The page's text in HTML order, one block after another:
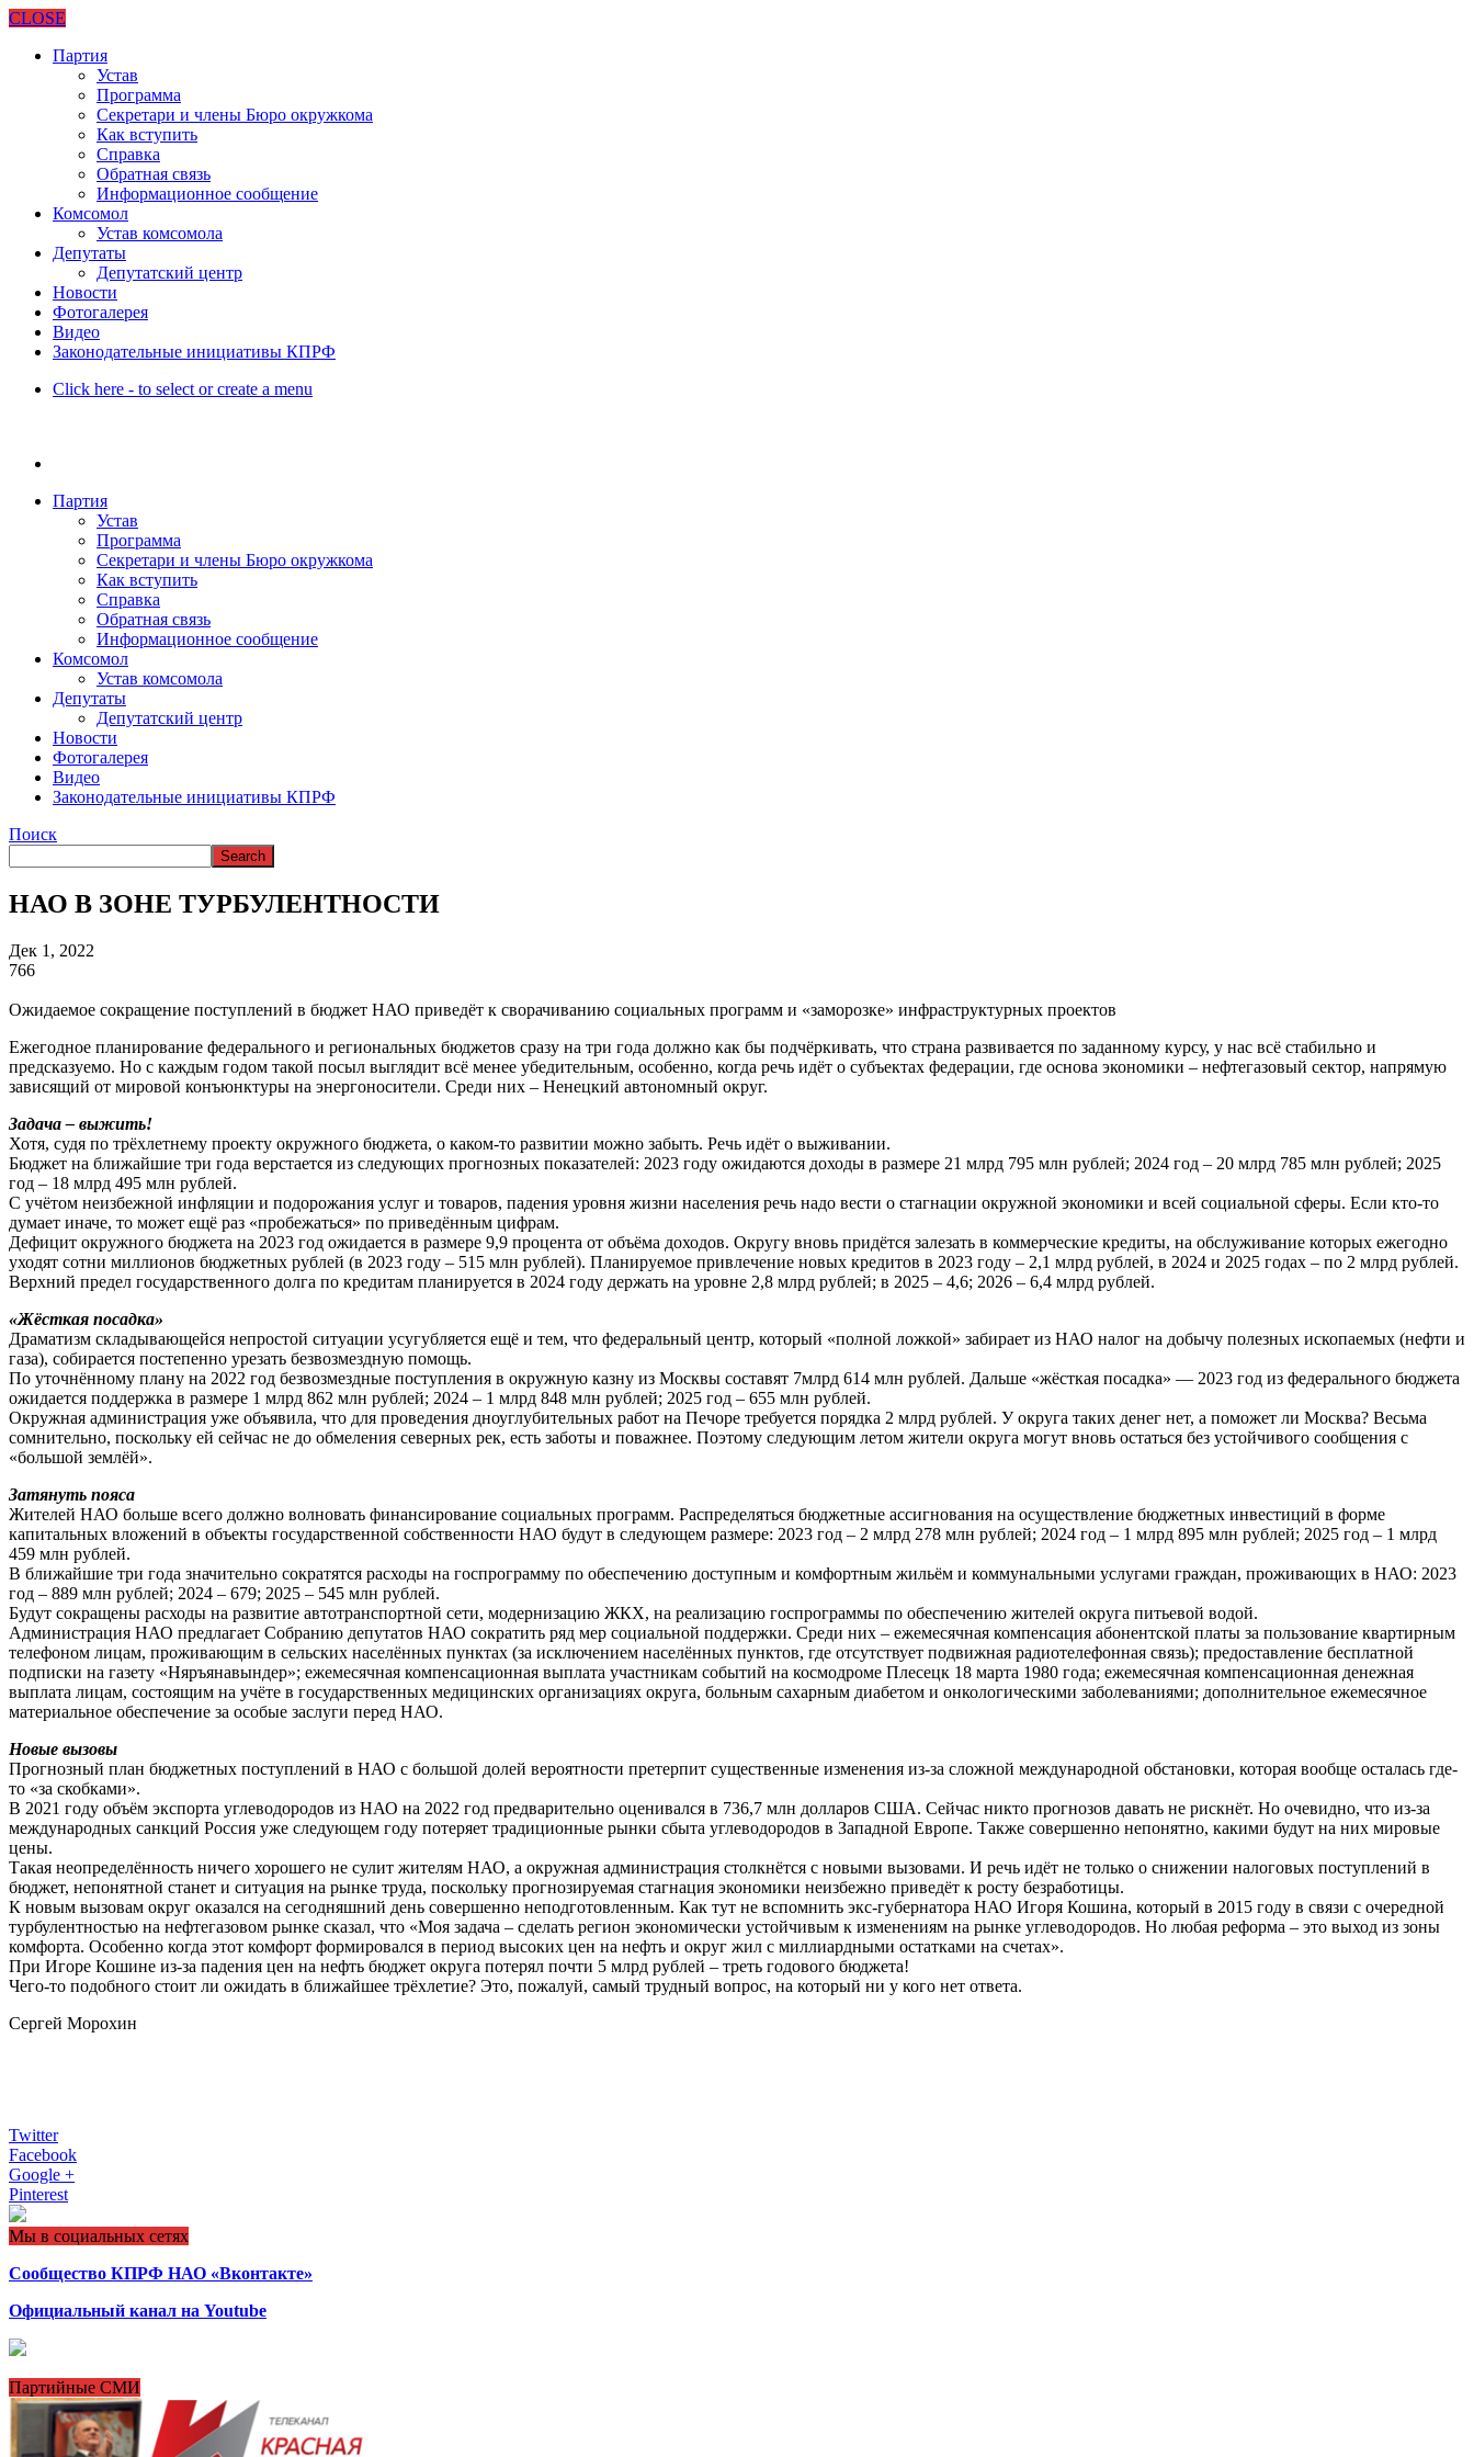
CLOSE
Партия
Устав
Программа
Секретари и члены Бюро окружкома
Как вступить
Справка
Обратная связь
Информационное сообщение
Комсомол
Устав комсомола
Депутаты
Депутатский центр
Новости
Фотогалерея
Видео
Законодательные инициативы КПРФ
Click here - to select or create a menu
Партия
Устав
Программа
Секретари и члены Бюро окружкома
Как вступить
Справка
Обратная связь
Информационное сообщение
Комсомол
Устав комсомола
Депутаты
Депутатский центр
Новости
Фотогалерея
Видео
Законодательные инициативы КПРФ
Поиск
НАО В ЗОНЕ ТУРБУЛЕНТНОСТИ
Дек 1, 2022
766
Ожидаемое сокращение поступлений в бюджет НАО приведёт к сворачиванию социальных программ и «заморозке» инфраструктурных проектов
Ежегодное планирование федерального и региональных бюджетов сразу на три года должно как бы подчёркивать, что страна развивается по заданному курсу, у нас всё стабильно и
предсказуемо. Но с каждым годом такой посыл выглядит всё менее убедительным, особенно, когда речь идёт о субъектах федерации, где основа экономики – нефтегазовый сектор, напрямую
зависящий от мировой конъюнктуры на энергоносители. Среди них – Ненецкий автономный округ.
Задача – выжить!
Хотя, судя по трёхлетнему проекту окружного бюджета, о каком-то развитии можно забыть. Речь идёт о выживании.
Бюджет на ближайшие три года верстается из следующих прогнозных показателей: 2023 году ожидаются доходы в размере 21 млрд 795 млн рублей; 2024 год – 20 млрд 785 млн рублей; 2025
год – 18 млрд 495 млн рублей.
С учётом неизбежной инфляции и подорожания услуг и товаров, падения уровня жизни населения речь надо вести о стагнации окружной экономики и всей социальной сферы. Если кто-то
думает иначе, то может ещё раз «пробежаться» по приведённым цифрам.
Дефицит окружного бюджета на 2023 год ожидается в размере 9,9 процента от объёма доходов. Округу вновь придётся залезать в коммерческие кредиты, на обслуживание которых ежегодно
уходят сотни миллионов бюджетных рублей (в 2023 году – 515 млн рублей). Планируемое привлечение новых кредитов в 2023 году – 2,1 млрд рублей, в 2024 и 2025 годах – по 2 млрд рублей.
Верхний предел государственного долга по кредитам планируется в 2024 году держать на уровне 2,8 млрд рублей; в 2025 – 4,6; 2026 – 6,4 млрд рублей.
«Жёсткая посадка»
Драматизм складывающейся непростой ситуации усугубляется ещё и тем, что федеральный центр, который «полной ложкой» забирает из НАО налог на добычу полезных ископаемых (нефти и
газа), собирается постепенно урезать безвозмездную помощь.
По уточнённому плану на 2022 год безвозмездные поступления в окружную казну из Москвы составят 7млрд 614 млн рублей. Дальше «жёсткая посадка» — 2023 год из федерального бюджета
ожидается поддержка в размере 1 млрд 862 млн рублей; 2024 – 1 млрд 848 млн рублей; 2025 год – 655 млн рублей.
Окружная администрация уже объявила, что для проведения дноуглубительных работ на Печоре требуется порядка 2 млрд рублей. У округа таких денег нет, а поможет ли Москва? Весьма
сомнительно, поскольку ей сейчас не до обмеления северных рек, есть заботы и поважнее. Поэтому следующим летом жители округа могут вновь остаться без устойчивого сообщения с
«большой землёй».
Затянуть пояса
Жителей НАО больше всего должно волновать финансирование социальных программ. Распределяться бюджетные ассигнования на осуществление бюджетных инвестиций в форме
капитальных вложений в объекты государственной собственности НАО будут в следующем размере: 2023 год – 2 млрд 278 млн рублей; 2024 год – 1 млрд 895 млн рублей; 2025 год – 1 млрд
459 млн рублей.
В ближайшие три года значительно сократятся расходы на госпрограмму по обеспечению доступным и комфортным жильём и коммунальными услугами граждан, проживающих в НАО: 2023
год – 889 млн рублей; 2024 – 679; 2025 – 545 млн рублей.
Будут сокращены расходы на развитие автотранспортной сети, модернизацию ЖКХ, на реализацию госпрограммы по обеспечению жителей округа питьевой водой.
Администрация НАО предлагает Собранию депутатов НАО сократить ряд мер социальной поддержки. Среди них – ежемесячная компенсация абонентской платы за пользование квартирным
телефоном лицам, проживающим в сельских населённых пунктах (за исключением населённых пунктов, где отсутствует подвижная радиотелефонная связь); предоставление бесплатной
подписки на газету «Няръянавындер»; ежемесячная компенсационная выплата участникам событий на космодроме Плесецк 18 марта 1980 года; ежемесячная компенсационная денежная
выплата лицам, состоящим на учёте в государственных медицинских организациях округа, больным сахарным диабетом и онкологическими заболеваниями; дополнительное ежемесячное
материальное обеспечение за особые заслуги перед НАО.
Новые вызовы
Прогнозный план бюджетных поступлений в НАО с большой долей вероятности претерпит существенные изменения из-за сложной международной обстановки, которая вообще осталась где-
то «за скобками».
В 2021 году объём экспорта углеводородов из НАО на 2022 год предварительно оценивался в 736,7 млн долларов США. Сейчас никто прогнозов давать не рискнёт. Но очевидно, что из-за
международных санкций Россия уже следующем году потеряет традиционные рынки сбыта углеводородов в Западной Европе. Также совершенно непонятно, какими будут на них мировые
цены.
Такая неопределённость ничего хорошего не сулит жителям НАО, а окружная администрация столкнётся с новыми вызовами. И речь идёт не только о снижении налоговых поступлений в
бюджет, непонятной станет и ситуация на рынке труда, поскольку прогнозируемая стагнация экономики неизбежно приведёт к росту безработицы.
К новым вызовам округ оказался на сегодняшний день совершенно неподготовленным. Как тут не вспомнить экс-губернатора НАО Игоря Кошина, который в 2015 году в связи с очередной
турбулентностью на нефтегазовом рынке сказал, что «Моя задача – сделать регион экономически устойчивым к изменениям на рынке углеводородов. Но любая реформа – это выход из зоны
комфорта. Особенно когда этот комфорт формировался в период высоких цен на нефть и округ жил с миллиардными остатками на счетах».
При Игоре Кошине из-за падения цен на нефть бюджет округа потерял почти 5 млрд рублей – треть годового бюджета!
Чего-то подобного стоит ли ожидать в ближайшее трёхлетие? Это, пожалуй, самый трудный вопрос, на который ни у кого нет ответа.
Сергей Морохин
Twitter
Facebook
Google +
Pinterest
Мы в социальных сетях
Сообщество КПРФ НАО «Вконтакте»
Официальный канал на Youtube
Партийные СМИ